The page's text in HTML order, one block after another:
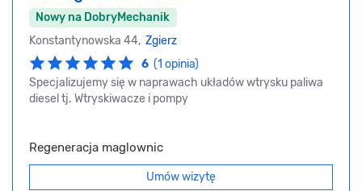
Nowy na DobryMechanik
Konstantynowska 44, Zgierz
6 (1 opinia)
Specjalizujemy się w naprawach układów wtrysku paliwa
diesel tj. Wtryskiwacze i pompy
Regeneracja maglownic
Umów wizytę